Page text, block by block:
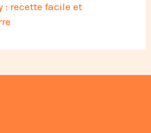
: recette facile et